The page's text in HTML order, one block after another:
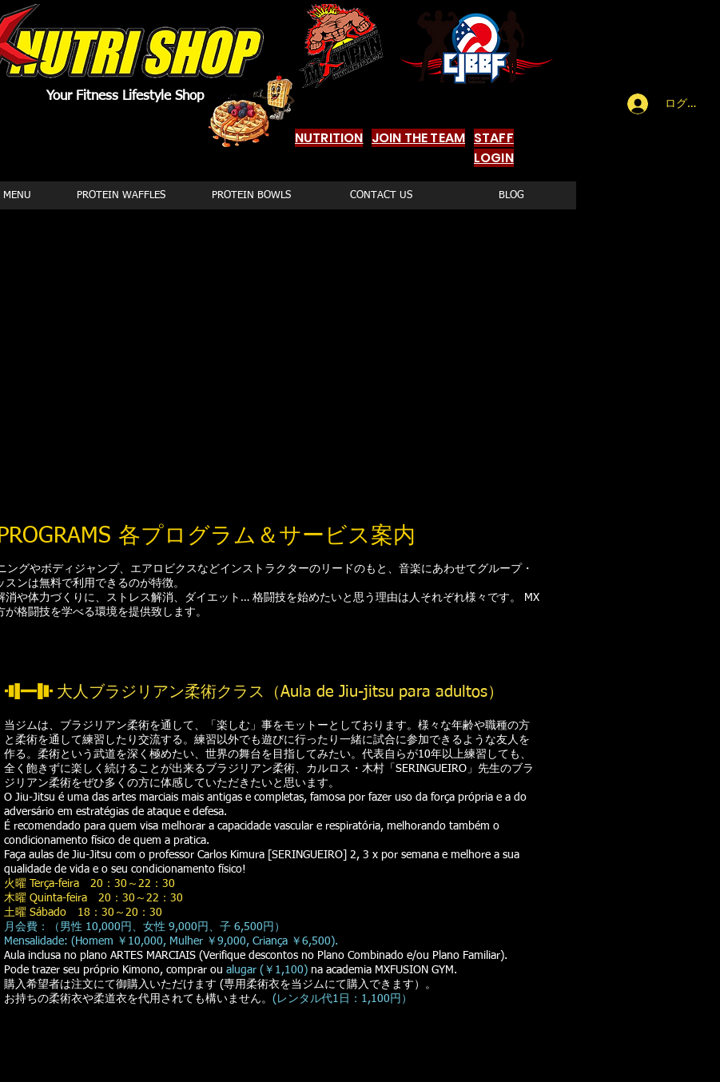
Your Fitness Lifestyle Shop
JOIN THE TEAM STAFF
LOGIN
NUTRITION
ログイン
MENU PROTEIN WAFFLES PROTEIN BOWLS CONTACT US BLOG
各プログラム＆サービス案内
ングやボディジャンプ、エアロビクスなどインストラクターのリードのもと、音楽にあわせてグループ・
ンは無料で利用できるのが特徴。
消や体力づくりに、ストレス解消、ダイエット… 格闘技を始めたいと思う理由は人それぞれ様々です。 MX
格闘技を学べる環境を提供致します。
大人ブラジリアン柔術クラス（Aula de Jiu-jitsu para adultos）
当ジムは、ブラジリアン柔術を通して、「楽しむ」事をモットーとしております。様々な年齢や職種の方
と柔術を通して練習したり交流する。練習以外でも遊びに行ったり一緒に試合に参加できるような友人を
作る。柔術という武道を深く極めたい、世界の舞台を目指してみたい。代表自らが10年以上練習しても、
全く飽きずに楽しく続けることが出来るブラジリアン柔術、カルロス・木村「SERINGUEIRO」先生のブラ
ジリアン柔術をぜひ多くの方に体感していただきたいと思います。
O Jiu-Jitsu é uma das artes marciais mais antigas e completas, famosa por fazer uso da força própria e a do
adversário em estratégias de ataque e defesa.
É recomendado para quem visa melhorar a capacidade vascular e respiratória, melhorando também o
condicionamento físico de quem a pratica.
Faça aulas de Jiu-Jitsu com o professor Carlos Kimura [SERINGUEIRO] 2, 3 x por semana e melhore a sua
qualidade de vida e o seu condicionamento físico!
火曜 Terça-feira 20：30～22：30
木曜 Quinta-feira 20：30～22：30
土曜 Sábado 18：30～20：30
月会費：（男性 10,000円、女性 9,000円、子 6,500円）
Mensalidade: (Homem ￥10,000, Mulher ￥9,000, Criança ￥6,500).
Aula inclusa no plano ARTES MARCIAIS (Verifique descontos no Plano Combinado e/ou Plano Familiar).
Pode trazer seu próprio Kimono, comprar ou alugar (￥1,100) na academia MXFUSION GYM.
購入希望者は注文にて御購入いただけます (専用柔術衣を当ジムにて購入できます）。
お持ちの柔術衣や柔道衣を代用されても構いません。 (レンタル代1日：1,100円）